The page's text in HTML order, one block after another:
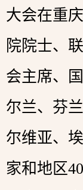
大会在重
院院士、
会主席、
尔兰、芬
尔维亚、
家和地区